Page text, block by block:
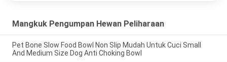
Mangkuk Pengumpan Hewan Peliharaan
Pet Bone Slow Food Bowl Non Slip Mudah Untuk Cuci Small
And Medium Size Dog Anti Choking Bowl